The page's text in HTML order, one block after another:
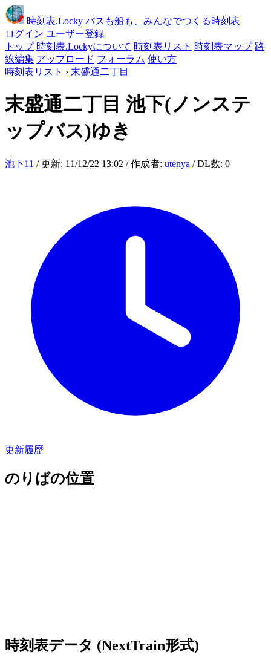
時刻表.Locky バスも船も、みんなでつくる時刻表
ログイン ユーザー登録
トップ 時刻表.Lockyについて 時刻表リスト 時刻表マップ 路
線編集 アップロード フォーラム 使い方
時刻表リスト › 末盛通二丁目
末盛通二丁目 池下(ノンステ
ップバス)ゆき
池下11 / 更新: 11/12/22 13:02 / 作成者: utenya / DL数: 0
更新履歴
のりばの位置
時刻表データ (NextTrain形式)